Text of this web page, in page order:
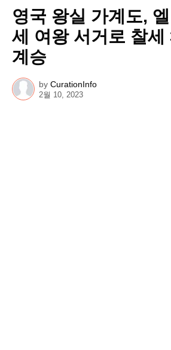
영국 왕실 가계도,
세 여왕 서거로 찰세
계승
by CurationInfo
2월 10, 2023